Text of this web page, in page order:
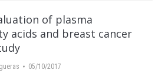
of plasma
acids and breast cancer
05/10/2017